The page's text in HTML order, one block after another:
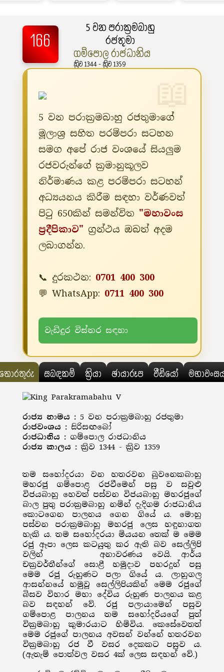
166
5 වන පරාක්‍රමබාහු
රජතුමා
ගම්පොල රාජධානිය
ක්‍රිව 1344 - ක්‍රිව 1359
5 වන පරාක්‍රමබාහු රජතුමාගේ
මූලාශ්‍ර සහිත පරම්පරා සටහන
සමග අපේ රාජ වංශයේ සියලුම
රජවරුන්ගේ ක්‍රමානුකූලව
නිර්මාණය කළ පරම්පරා සටහන්
අධ්‍යයනය කිරීම සඳහා වර්ණවත්
පිටු 650කින් සමන්විත "මහාවංස
ප්‍රදීපිකාව" ග්‍රන්ථය ඔබත් අදම
ලබාගන්න.
📞 දුරකථන: 0701 400 300
💬 WhatsApp: 0711 400 300
වැඩිදුර විස්තර සඳහා
සබඳකම් ක්‍රියා ඡායාරූප වීඩියෝ
රාජ්‍ය නාමය : 5 වන පරාක්‍රමබාහු රජතුමා
රාජවංශය : සිරිසඟබෝ
රාජධානිය : ගම්පොල රාජධානිය
රාජ්‍ය කාලය : ක්‍රිව 1344 - ක්‍රිව 1359
තම සහෝදරයා වන හතරවන බුවනෙකබාහු
මහරජු ගම්පොළ රජවීමෙන් පසු ව සවුළු
විජයබාහු හෙවත් පස්වන විජයබාහු මහරජුගේ
බාල පුතු පරාක්‍රමබාහු නමින් දැදිගම රාජධානිය
කොටගෙන පාලනය ගෙන ගියේ ය. මොහු
පස්වන පරාක්‍රමබාහු මහරජු ලෙස හඳුනාගත
හැකි ය. තම සහෝදරයා මියයන තෙක් ම මෙම
රජු ඈපා ලෙස කටයුතු කර ඇති බව සෙල්ලිපි
වලින් අනාවරණය වෙයි. ආර්ය
චක්‍රවර්තීන්ගේ සොළී හමුදාව පහරදුන් පසු
මෙම රජු රුහුණට පලා ගියේ ය. ලාහුගල
ආසන්නයේ හමුවූ සෙල්ලිපියකින් මෙම රජුගේ
බිසව විහාර මහා දේවිය රුහුණ පාලනය කළ
බව සඳහන් වේ. රජු පලායාමෙන් පසුව
ගම්පොළ පාලනය තම සහෝදරියගේ පුත්
වික්‍රමබාහු කුමාරයාට හිමිවිය. කෙසේවෙතත්
මෙම රජුගේ පාලනය අවසන් වන්නේ හතරවන
වික්‍රමබාහු රජ වී වසර දෙකකට පසුව ය.
(ඇතැම් පොත්වල වසර 4ක් ලෙස සඳහන් වේ.)